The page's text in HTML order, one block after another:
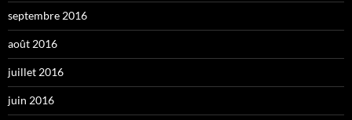
septembre 2016
août 2016
juillet 2016
juin 2016